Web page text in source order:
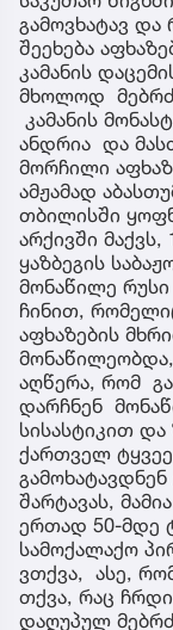
გამოვხატავ და
შეეხება
კამანის
მხოლოდ
კამანის
ანდრია და
მორჩილი
ამჟამად
თბილისში
არქივში
ყაზბეგის
მონაწილე
ჩინით,
აფხაზების
აღწერა, რომ
დარჩნენ
სისასტიკით
ქართველ
შარტავას,
ერთად 50-მდე
სამოქალაქო
ვთქვა, ასე,
თქვა, რაც
დაღუპულ